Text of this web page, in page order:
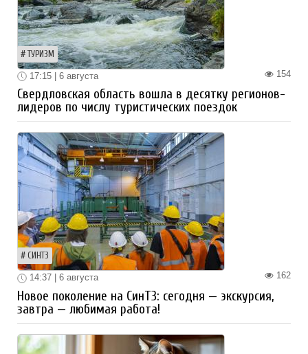
ТУРИЗМ
154
17:15 | 6 августа
Свердловская область вошла в десятку регионов-
лидеров по числу туристических поездок
СИНТЗ
162
14:37 | 6 августа
Новое поколение на СинТЗ: сегодня — экскурсия,
завтра — любимая работа!